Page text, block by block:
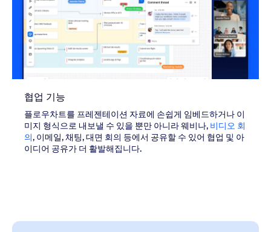
협업 기능
플로우차트를 프레젠테이션 자료에 손쉽게 임베드하거나 이
미지 형식으로 내보낼 수 있을 뿐만 아니라 웨비나, 비디오 회
의, 이메일, 채팅, 대면 회의 등에서 공유할 수 있어 협업 및 아
이디어 공유가 더 활발해집니다.